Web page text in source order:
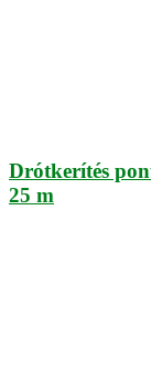
Drótkerítés
25 m